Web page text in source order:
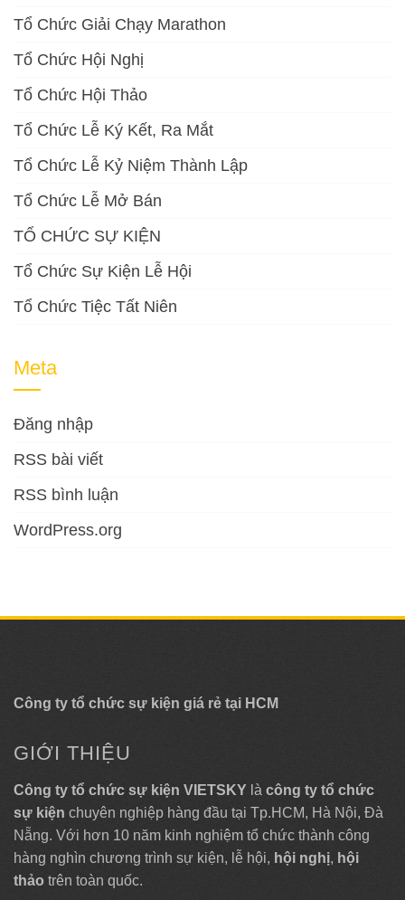
Tổ Chức Giải Chạy Marathon
Tổ Chức Hội Nghị
Tổ Chức Hội Thảo
Tổ Chức Lễ Ký Kết, Ra Mắt
Tổ Chức Lễ Kỷ Niệm Thành Lập
Tổ Chức Lễ Mở Bán
TỔ CHỨC SỰ KIỆN
Tổ Chức Sự Kiện Lễ Hội
Tổ Chức Tiệc Tất Niên
Meta
Đăng nhập
RSS bài viết
RSS bình luận
WordPress.org
Công ty tổ chức sự kiện giá rẻ tại HCM
GIỚI THIỆU
Công ty tổ chức sự kiện VIETSKY là công ty tổ chức
sự kiện chuyên nghiệp hàng đầu tại Tp.HCM, Hà Nội, Đà
Nẵng. Với hơn 10 năm kinh nghiệm tổ chức thành công
hàng nghìn chương trình sự kiện, lễ hội, hội nghị, hội
thảo trên toàn quốc.